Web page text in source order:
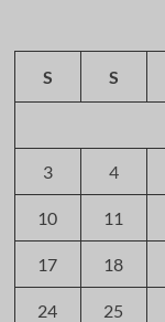
S S
3 4
10 11
17 18
24 25